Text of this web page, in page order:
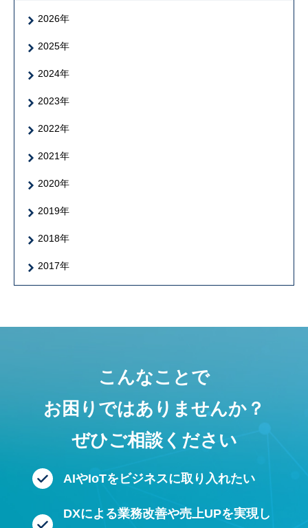
2026年
2025年
2024年
2023年
2022年
2021年
2020年
2019年
2018年
2017年
こんなことで
お困りではありませんか？
ぜひご相談ください
AIやIoTをビジネスに取り入れたい
DXによる業務改善や売上UPを実現し